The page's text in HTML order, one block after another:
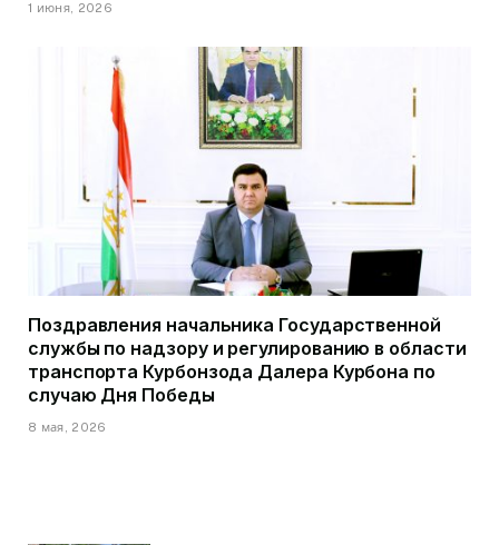
1 июня, 2026
Поздравления начальника Государственной
службы по надзору и регулированию в области
транспорта Курбонзода Далера Курбона по
случаю Дня Победы
8 мая, 2026